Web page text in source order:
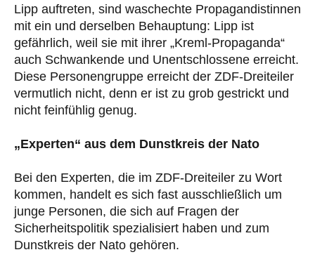
Lipp auftreten, sind waschechte Propagandistinnen
mit ein und derselben Behauptung: Lipp ist
gefährlich, weil sie mit ihrer „Kreml-Propaganda“
auch Schwankende und Unentschlossene erreicht.
Diese Personengruppe erreicht der ZDF-Dreiteiler
vermutlich nicht, denn er ist zu grob gestrickt und
nicht feinfühlig genug.
„Experten“ aus dem Dunstkreis der Nato
Bei den Experten, die im ZDF-Dreiteiler zu Wort
kommen, handelt es sich fast ausschließlich um
junge Personen, die sich auf Fragen der
Sicherheitspolitik spezialisiert haben und zum
Dunstkreis der Nato gehören.